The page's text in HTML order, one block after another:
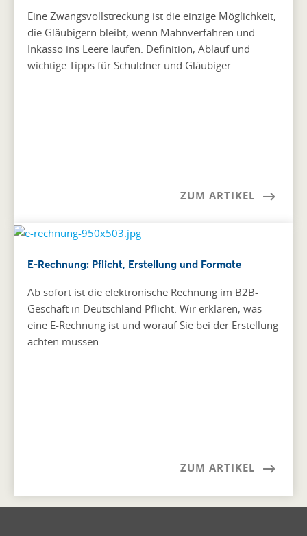
Eine Zwangsvollstreckung ist die einzige Möglichkeit,
die Gläubigern bleibt, wenn Mahnverfahren und
Inkasso ins Leere laufen. Definition, Ablauf und
wichtige Tipps für Schuldner und Gläubiger.
ZUM ARTIKEL
E-Rechnung: Pflicht, Erstellung und Formate
Ab sofort ist die elektronische Rechnung im B2B-
Geschäft in Deutschland Pflicht. Wir erklären, was
eine E-Rechnung ist und worauf Sie bei der Erstellung
achten müssen.
ZUM ARTIKEL